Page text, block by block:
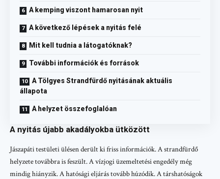
A kemping viszont hamarosan nyit
A következő lépések a nyitás felé
Mit kell tudnia a látogatóknak?
További információk és források
A Tölgyes Strandfürdő nyitásának aktuális
állapota
A helyzet összefoglalóan
A nyitás újabb akadályokba ütközött
Jászapáti testületi ülésen derült ki friss információk. A strandfürdő
helyzete továbbra is feszült. A vízjogi üzemeltetési engedély még
mindig hiányzik. A hatósági eljárás tovább húzódik. A társhatóságok